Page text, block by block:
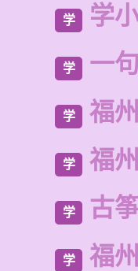
学 学
学 一
学 福
学 福
学 古
学 福